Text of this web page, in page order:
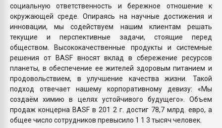
социальную ответственность и бережное отношение к
окружающей среде. Опираясь на научные достижения и
инновации, мы содействуем нашим клиентам решать
текущие и перспективные задачи, стоящие перед
обществом. Высококачественные продукты и системные
решения от BASF вносят вклад в сбережение ресурсов
планеты, в обеспечение ее жителей здоровым питанием и
продовольствием, в улучшение качества жизни. Такой
подход отвечает нашему корпоративному девизу: «Мы
создаём химию в целях устойчивого будущего». Объем
продаж концерна BASF в 201 2 г. достиг 78,7 млрд. евро, а
общее число сотрудников превысило 1 1 3 тысяч человек.